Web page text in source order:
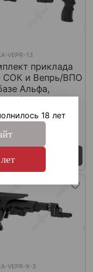
VEPR-13
приклада
СОК и Вепрь/ВПО
Альфа,
/ K.Arma
₽
7 - 14 дней
VEPR-X-3
18 лет